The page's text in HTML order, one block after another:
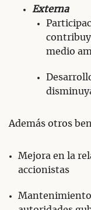
Externa
medio
Además otros
Mejora en la
accionistas
Mantenimiento